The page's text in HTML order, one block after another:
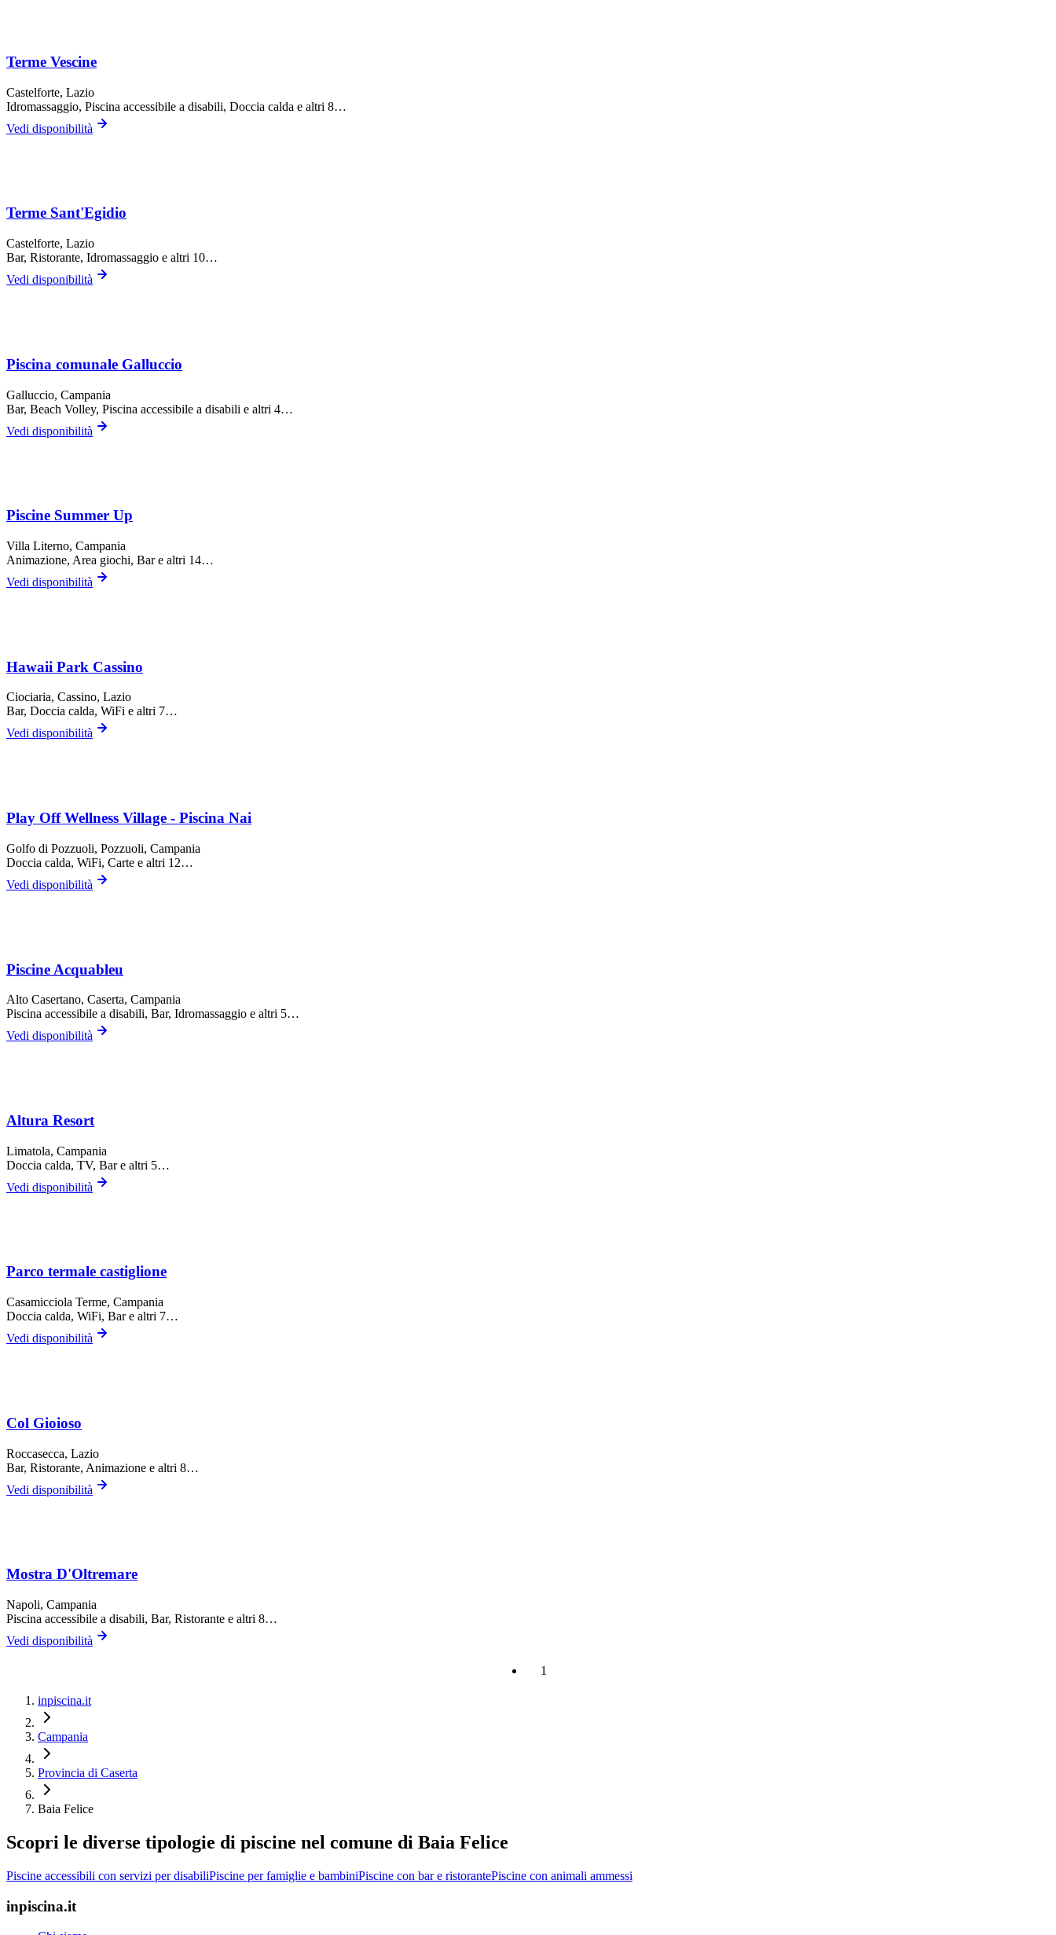
Terme Vescine
Castelforte, Lazio
Idromassaggio, Piscina accessibile a disabili, Doccia calda e altri 8…
Vedi disponibilità
Terme Sant'Egidio
Castelforte, Lazio
Bar, Ristorante, Idromassaggio e altri 10…
Vedi disponibilità
Piscina comunale Galluccio
Galluccio, Campania
Bar, Beach Volley, Piscina accessibile a disabili e altri 4…
Vedi disponibilità
Piscine Summer Up
Villa Literno, Campania
Animazione, Area giochi, Bare altri 14…
Vedi disponibilità
Hawaii Park Cassino
Ciociaria, Cassino, Lazio
Bar, Doccia calda, WiFi e altri 7…
Vedi disponibilità
Play Off Wellness Village - Piscina Nai
Golfo di Pozzuoli, Pozzuoli, Campania
Doccia calda, WiFi, Carte e altri 12…
Vedi disponibilità
Piscine Acquableu
Alto Casertano, Caserta, Campania
Piscina accessibile a disabili, Bar, Idromassaggio e altri 5…
Vedi disponibilità
Altura Resort
Limatola, Campania
Doccia calda, TV, Bare altri 5…
Vedi disponibilità
Parco termale castiglione
Casamicciola Terme, Campania
Doccia calda, WiFi, Bare altri 7…
Vedi disponibilità
Col Gioioso
Roccasecca, Lazio
Bar, Ristorante, Animazione e altri 8…
Vedi disponibilità
Mostra D'Oltremare
Napoli, Campania
Piscina accessibile a disabili, Bar, Ristorante e altri 8…
Vedi disponibilità
1
inpiscina.it
Campania
Provincia di Caserta
Baia Felice
Scopri le diverse tipologie di piscine nel comune di Baia Felice
Piscine accessibili con servizi per disabiliPiscine per famiglie e bambiniPiscine con bar e ristorantePiscine con animali ammessi
inpiscina.it